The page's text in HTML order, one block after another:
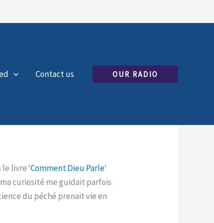
Contact us OUR RADIO
livre ‘Comment Dieu Parle‘
curiosité me guidait parfois
du péché prenait vie en